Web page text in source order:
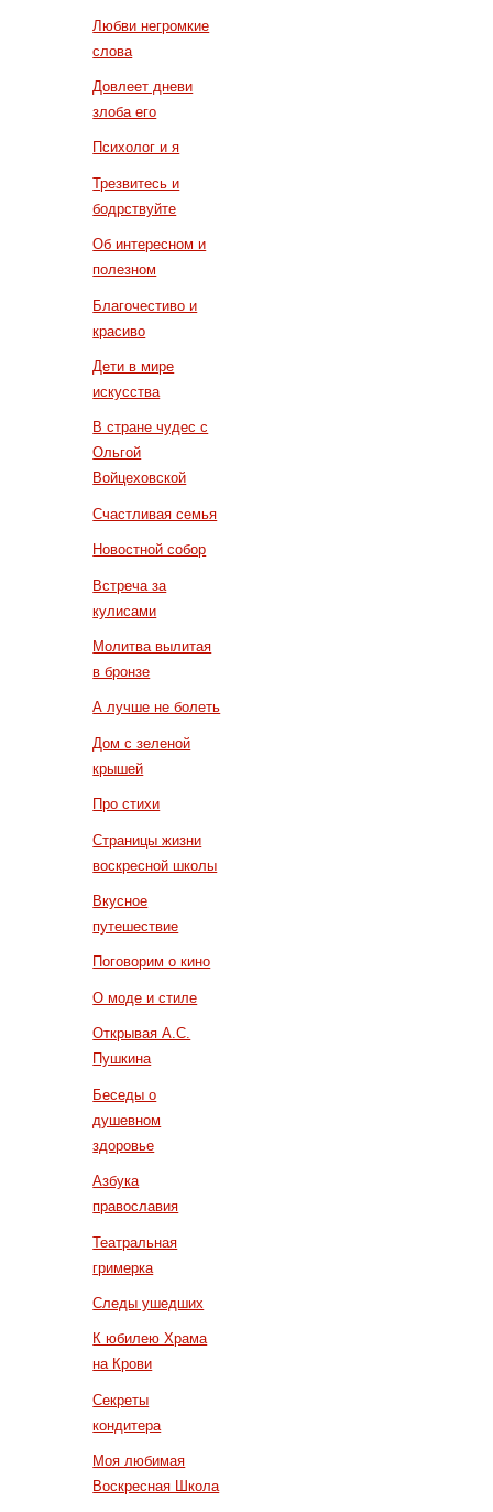
Любви негромкие
слова
Довлеет дневи
злоба его
Психолог и я
Трезвитесь и
бодрствуйте
Об интересном и
полезном
Благочестиво и
красиво
Дети в мире
искусства
В стране чудес с
Ольгой
Войцеховской
Счастливая семья
Новостной собор
Встреча за
кулисами
Молитва вылитая
в бронзе
А лучше не болеть
Дом с зеленой
крышей
Про стихи
Страницы жизни
воскресной школы
Вкусное
путешествие
Поговорим о кино
О моде и стиле
Открывая А.С.
Пушкина
Беседы о
душевном
здоровье
Азбука
православия
Театральная
гримерка
Следы ушедших
К юбилею Храма
на Крови
Секреты
кондитера
Моя любимая
Воскресная Школа